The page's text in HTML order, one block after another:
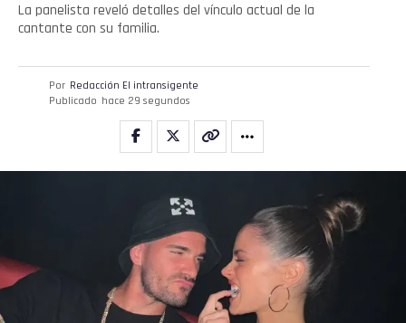
La panelista reveló detalles del vínculo actual de la
cantante con su familia.
Por Redacción El intransigente
Publicado hace 29 segundos